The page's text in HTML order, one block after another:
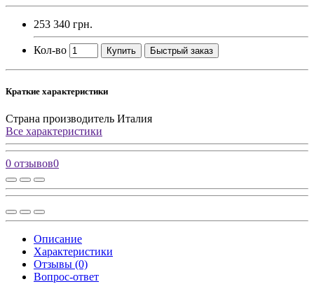
253 340 грн.
Кол-во Купить Быстрый заказ
Краткие характеристики
Страна производитель Италия
Все характеристики
0 отзывов0
Описание
Характеристики
Отзывы (0)
Вопрос-ответ